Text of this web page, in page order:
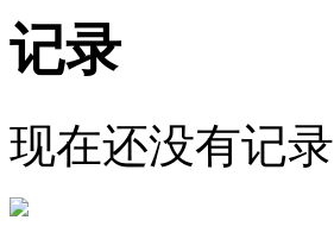
记录
现在还没有记录